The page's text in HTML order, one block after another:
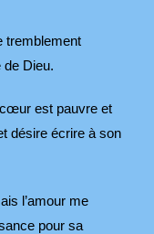
tremblement
de Dieu.
est pauvre et
désire écrire à son
l’amour me
pour sa